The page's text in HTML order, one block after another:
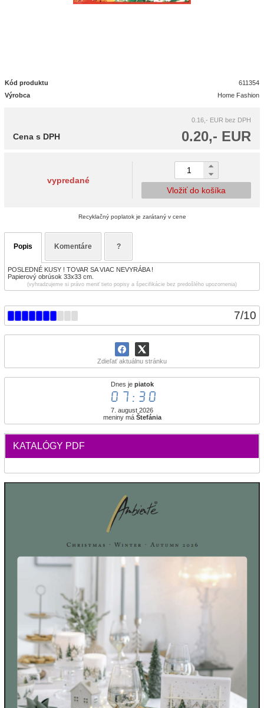
7/10
Zdieľať aktuálnu stránku
Dnes je piatok
07:30
7. august 2026
meniny má Štefánia
KATALÓGY PDF
Kód produktu
611354
Výrobca
Home Fashion
0.16,- EUR bez DPH
0.20,- EUR
Cena s DPH
vypredané
Vložiť do košíka
Recyklačný poplatok je zarátaný v cene
Popis Komentáre ?
POSLEDNÉ KUSY ! TOVAR SA VIAC NEVYRÁBA !
Papierový obrúsok 33x33 cm.
(vyhradzujeme si právo meniť tieto popisy a špecifikácie bez predošlého upozornenia)